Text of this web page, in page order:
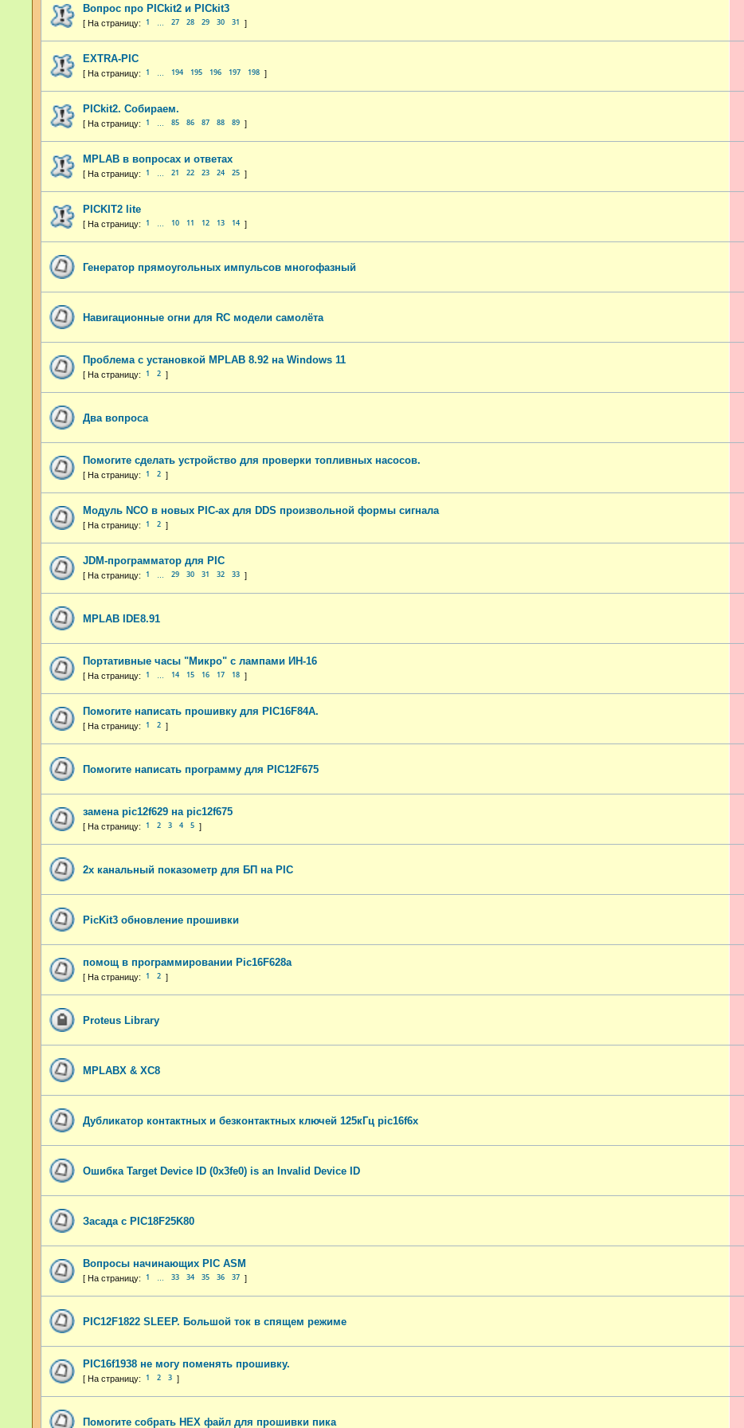
Вопрос про PICkit2 и PICkit3
1 27 28 29 30 31
EXTRA-PIC
1 194 195 196 197 198
PICkit2. Собираем.
1 85 86 87 88 89
MPLAB в вопросах и ответах
1 21 22 23 24 25
PICKIT2 lite
1 10 11 12 13 14
Генератор прямоугольных импульсов многофазный
Навигационные огни для RC модели самолёта
Проблема с установкой MPLAB 8.92 на Windows 11
1 2
Два вопроса
Помогите сделать устройство для проверки топливных насосов.
1 2
Модуль NCO в новых PIC-ах для DDS произвольной формы сигнала
1 2
JDM-программатор для PIC
1 29 30 31 32 33
MPLAB IDE8.91
Портативные часы "Микро" с лампами ИН-16
1 14 15 16 17 18
Помогите написать прошивку для PIC16F84A.
1 2
Помогите написать программу для PIC12F675
замена pic12f629 на pic12f675
1 2 3 4 5
2х канальный показометр для БП на PIC
PicKit3 обновление прошивки
помощ в программировании Pic16F628a
1 2
Proteus Library
MPLABX & XC8
Дубликатор контактных и безконтактных ключей 125кГц pic16f6x
Ошибка Target Device ID (0x3fe0) is an Invalid Device ID
Засада с PIC18F25K80
Вопросы начинающих PIC ASM
1 33 34 35 36 37
PIC12F1822 SLEEP. Большой ток в спящем режиме
PIC16f1938 не могу поменять прошивку.
1 2 3
Помогите собрать HEX файл для прошивки пика